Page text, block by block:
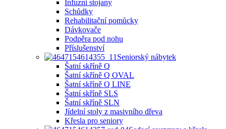
Infuzní stojany
Schůdky
Rehabilitační pomůcky
Dávkovače
Podpěra pod nohu
Příslušenství
Seniorský nábytek
Šatní skříně Q
Šatní skříně Q OVAL
Šatní skříně Q LINE
Šatní skříně SLS
Šatní skříně SLN
Jídelní stoly z masivního dřeva
Křesla pro seniory